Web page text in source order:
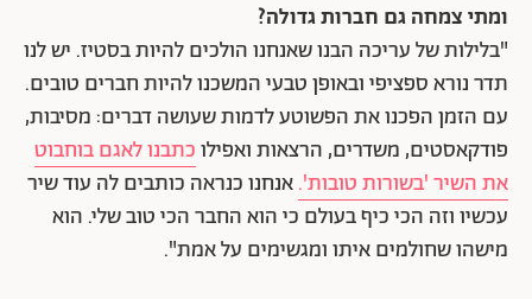
ומתי צמחה גם חברות גדולה?
"בלילות של עריכה הבנו שאנחנו הולכים להיות בסטיז. יש לנו
תדר נורא ספציפי ובאופן טבעי המשכנו להיות חברים טובים.
עם הזמן הפכנו את הפשוטע לדמות שעושה דברים: מסיבות,
פודקאסטים, משדרים, הרצאות ואפילוכתבנו לאגם בוחבוט
את השיר 'בשורות טובות'.אנחנו כנראה כותבים לה עוד שיר
עכשיו וזה הכי כיף בעולם כי הוא החבר הכי טוב שלי. הוא
מישהו שחולמים איתו ומגשימים על אמת".